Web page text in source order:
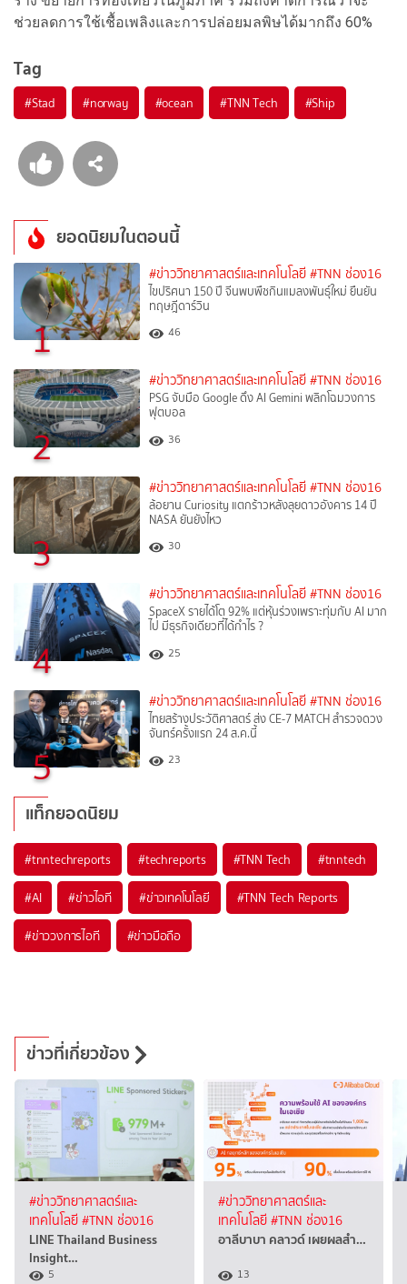
ช่วยลดการใช้เชื้อเพลิงและการปล่อยมลพิษได้มากถึง 60%
Tag
#Stad #norway #ocean #TNN Tech #Ship
ยอดนิยมในตอนนี้
1
#ข่าววิทยาศาสตร์และเทคโนโลยี #TNN ช่อง16
ไขปริศนา 150 ปี จีนพบพืชกินแมลงพันธุ์ใหม่ ยืนยัน
ทฤษฎีดาร์วิน
46
2
#ข่าววิทยาศาสตร์และเทคโนโลยี #TNN ช่อง16
PSG จับมือ Google ดึง AI Gemini พลิกโฉมวงการ
ฟุตบอล
36
3
#ข่าววิทยาศาสตร์และเทคโนโลยี #TNN ช่อง16
ล้อยาน Curiosity แตกร้าวหลังลุยดาวอังคาร 14 ปี
NASA ยันยังไหว
30
4
#ข่าววิทยาศาสตร์และเทคโนโลยี #TNN ช่อง16
SpaceX รายได้โต 92% แต่หุ้นร่วงเพราะทุ่มกับ AI มาก
ไป มีธุรกิจเดียวที่ได้กำไร ?
25
5
#ข่าววิทยาศาสตร์และเทคโนโลยี #TNN ช่อง16
ไทยสร้างประวัติศาสตร์ ส่ง CE-7 MATCH สำรวจดวง
จันทร์ครั้งแรก 24 ส.ค.นี้
23
แท็กยอดนิยม
#tnntechreports #techreports #TNN Tech #tnntech
#AI #ข่าวไอที #ข่าวเทคโนโลยี #TNN Tech Reports
#ข่าววงการไอที #ข่าวมือถือ
ข่าวที่เกี่ยวข้อง
#ข่าววิทยาศาสตร์และ
เทคโนโลยี#TNN ช่อง16
LINE Thailand Business
Insight…
5
#ข่าววิทยาศาสตร์และ
เทคโนโลยี#TNN ช่อง16
อาลีบาบา คลาวด์ เผยผลสำ…
13